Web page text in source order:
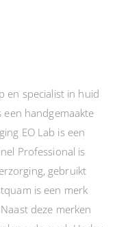
en specialist in huid
een handgemaakte
EO Lab is een
Professional is
gebruikt
is een merk
deze merken